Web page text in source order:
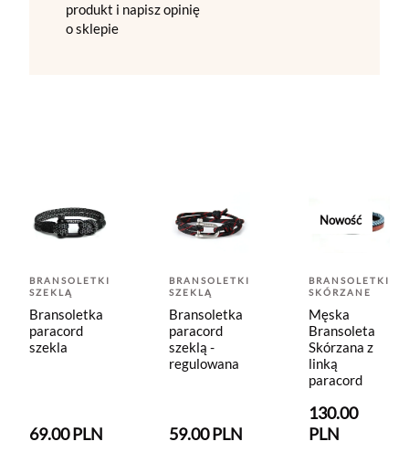
produkt i napisz opinię
o sklepie
BRANSOLETKI
SZEKLĄ
Bransoletka
paracord
szekla
69.00 PLN
BRANSOLETKI
SZEKLĄ
Bransoletka
paracord
szeklą -
regulowana
59.00 PLN
Nowość
BRANSOLETKI
SKÓRZANE
Męska
Bransoleta
Skórzana z
linką
paracord
130.00
PLN